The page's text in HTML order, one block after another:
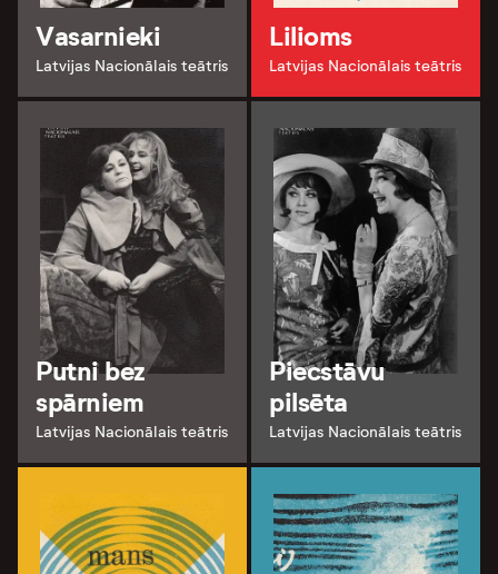
Vasarnieki
Latvijas Nacionālais teātris
Lilioms
Latvijas Nacionālais teātris
Putni bez
spārniem
Latvijas Nacionālais teātris
Piecstāvu
pilsēta
Latvijas Nacionālais teātris